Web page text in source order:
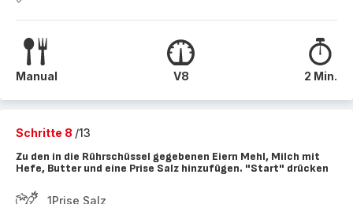
Manual V8 2 Min.
Schritte 8 /13
Zu den in die Rührschüssel gegebenen Eiern Mehl, Milch mit
Hefe, Butter und eine Prise Salz hinzufügen. "Start" drücken
1Prise Salz